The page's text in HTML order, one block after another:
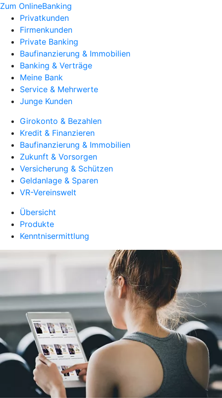
Zum OnlineBanking
Privatkunden
Firmenkunden
Private Banking
Baufinanzierung & Immobilien
Banking & Verträge
Meine Bank
Service & Mehrwerte
Junge Kunden
Girokonto & Bezahlen
Kredit & Finanzieren
Baufinanzierung & Immobilien
Zukunft & Vorsorgen
Versicherung & Schützen
Geldanlage & Sparen
VR-Vereinswelt
Übersicht
Produkte
Kenntnisermittlung